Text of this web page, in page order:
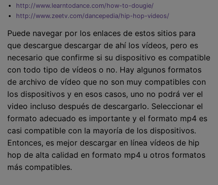
http://www.learntodance.com/how-to-dougie/
http://www.zeetv.com/dancepedia/hip-hop-videos/
Puede navegar por los enlaces de estos sitios para
que descargue descargar de ahí los vídeos, pero es
necesario que confirme si su dispositivo es compatible
con todo tipo de vídeos o no. Hay algunos formatos
de archivo de vídeo que no son muy compatibles con
los dispositivos y en esos casos, uno no podrá ver el
video incluso después de descargarlo. Seleccionar el
formato adecuado es importante y el formato mp4 es
casi compatible con la mayoría de los dispositivos.
Entonces, es mejor descargar en línea vídeos de hip
hop de alta calidad en formato mp4 u otros formatos
más compatibles.